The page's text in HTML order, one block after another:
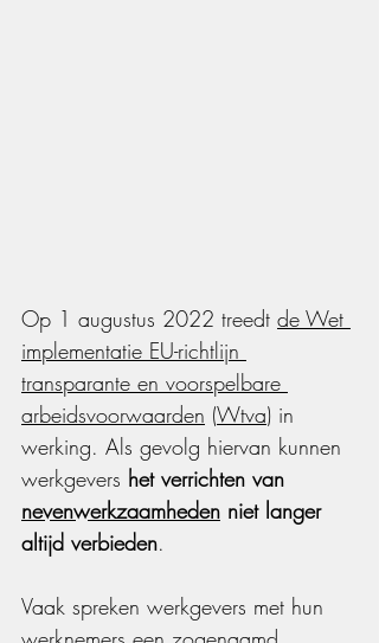
Op 1 augustus 2022 treedt de Wet
implementatie EU-richtlijn
transparante en voorspelbare
arbeidsvoorwaarden (Wtva) in
werking. Als gevolg hiervan kunnen
werkgevers het verrichten van
nevenwerkzaamheden niet langer
altijd verbieden.
Vaak spreken werkgevers met hun